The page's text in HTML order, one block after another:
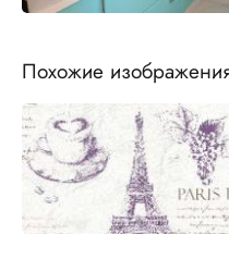
Похожие